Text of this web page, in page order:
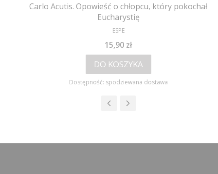
Carlo Acutis. Opowieść o chłopcu, który pokochał
Eucharystię
PRODUCENT
ESPE
Cena
15,90 zł
DO KOSZYKA
Dostępność: spodziewana dostawa